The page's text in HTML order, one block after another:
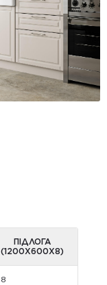
ПІДЛОГА
(1200Х600Х8)
8